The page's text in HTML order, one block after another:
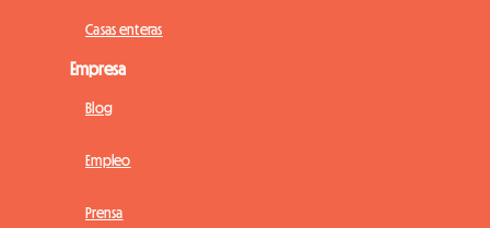
Casas enteras
Empresa
Blog
Empleo
Prensa